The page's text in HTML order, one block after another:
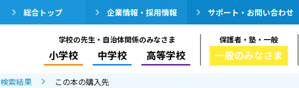
総合トップ 企業情報・採用情報 サポート・お問い合わせ
学校の先生・自治体関係のみなさま
小学校 中学校 高等学校
保護者・塾・一般
一般のみなさま
検索結果 この本の購入先